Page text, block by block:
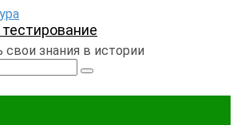
свои знания в истории